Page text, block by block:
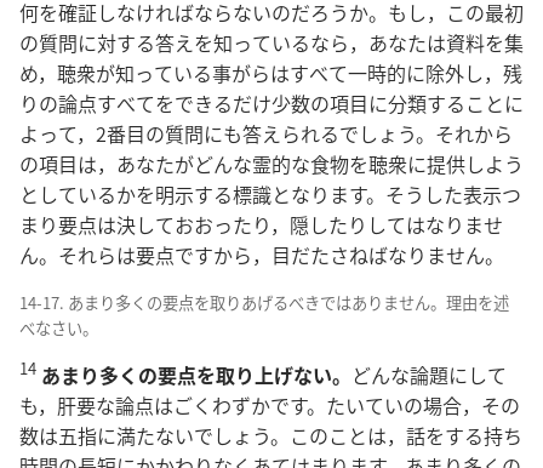
何を確証しなければならないのだろうか。もし，この最初
の質問に対する答えを知っているなら，あなたは資料を集
め，聴衆が知っている事がらはすべて一時的に除外し，残
りの論点すべてをできるだけ少数の項目に分類することに
よって，2番目の質問にも答えられるでしょう。それから
の項目は，あなたがどんな霊的な食物を聴衆に提供しよう
としているかを明示する標識となります。そうした表示つ
まり要点は決しておおったり，隠したりしてはなりませ
ん。それらは要点ですから，目だたさねばなりません。
14-17. あまり多くの要点を取りあげるべきではありません。理由を述
べなさい。
14 あまり多くの要点を取り上げない。 どんな論題にして
も，肝要な論点はごくわずかです。たいていの場合，その
数は五指に満たないでしょう。このことは，話をする持ち